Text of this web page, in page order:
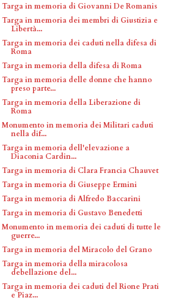
Targa in memoria di Giovanni De Romanis
Targa in memoria dei membri di Giustizia e
Libertà...
Targa in memoria dei caduti nella difesa di
Roma
Targa in memoria della difesa di Roma
Targa in memoria delle donne che hanno
preso parte...
Targa in memoria della Liberazione di
Roma
Monumento in memoria dei Militari caduti
nella dif...
Targa in memoria dell'elevazione a
Diaconia Cardin...
Targa in memoria di Clara Francia Chauvet
Targa in memoria di Giuseppe Ermini
Targa in memoria di Alfredo Baccarini
Targa in memoria di Gustavo Benedetti
Monumento in memoria dei caduti di tutte le
guerre...
Targa in memoria del Miracolo del Grano
Targa in memoria della miracolosa
debellazione del...
Targa in memoria dei caduti del Rione Prati
e Piaz...